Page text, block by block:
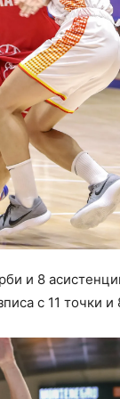
и 8
с 11 точки и